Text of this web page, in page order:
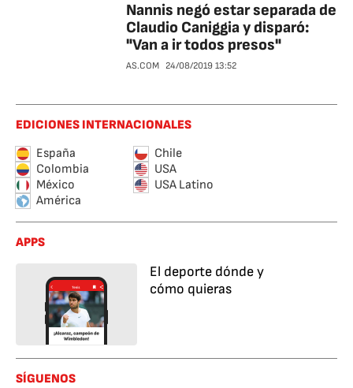
Nannis negó estar separada de
Claudio Caniggia y disparó:
"Van a ir todos presos"
AS.COM 24/08/2019 13:52
EDICIONES INTERNACIONALES
España
Chile
Colombia
USA
México
USA Latino
América
APPS
El deporte dónde y
cómo quieras
SÍGUENOS